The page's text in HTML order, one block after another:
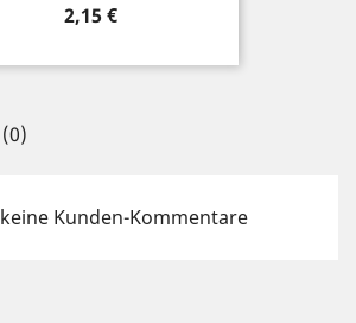
Preis
2,15 €
Kunden-Kommentare